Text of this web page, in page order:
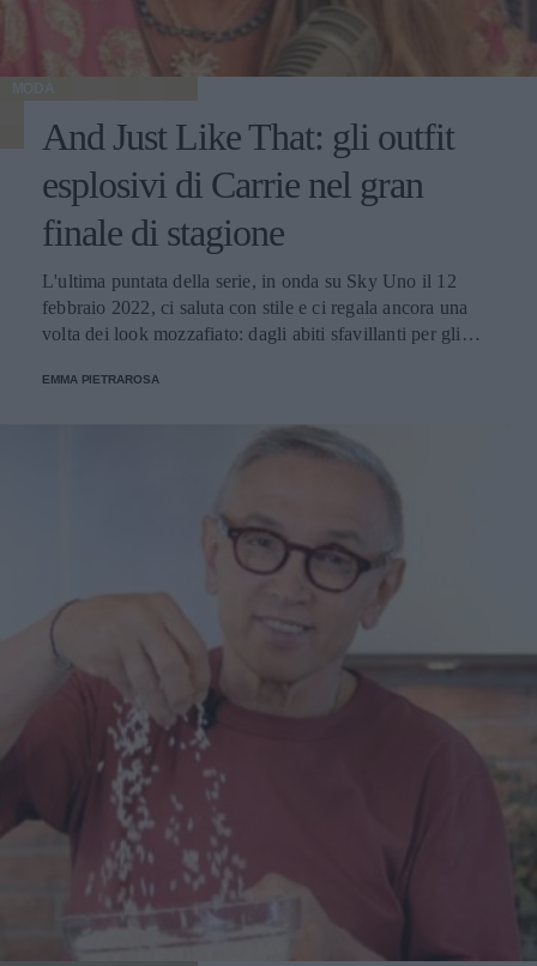
MODA
And Just Like That: gli outfit
esplosivi di Carrie nel gran
finale di stagione
L'ultima puntata della serie, in onda su Sky Uno il 12
febbraio 2022, ci saluta con stile e ci regala ancora una
volta dei look mozzafiato: dagli abiti sfavillanti per gli
fino al magnifico dress di Valentino che la protagonista
EMMA PIETRAROSA